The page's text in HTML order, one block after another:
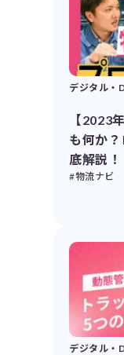
デジタル・
【2023
も何か
底解説！
#物流ナビ
デジタル・